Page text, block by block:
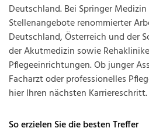
Deutschland. Bei Springer
Stellenangebote renommierter
Deutschland, Österreich und der
der Akutmedizin sowie
Pflegeeinrichtungen. Ob junger
Facharzt oder professionelles
hier Ihren nächsten Karriereschritt.
So erzielen Sie die besten Treffer